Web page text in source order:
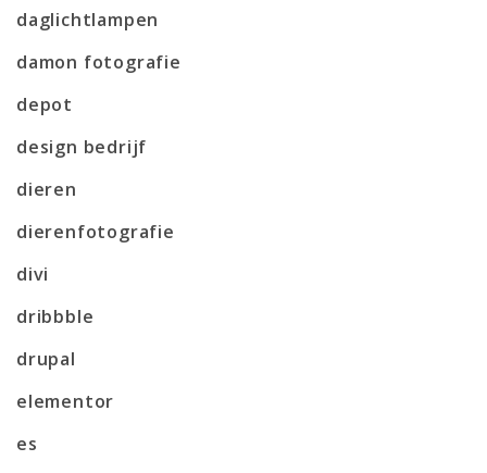
daglichtlampen
damon fotografie
depot
design bedrijf
dieren
dierenfotografie
divi
dribbble
drupal
elementor
es